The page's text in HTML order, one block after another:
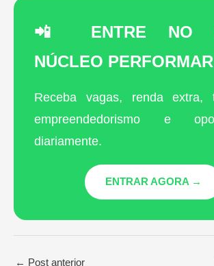
📲 ENTRE NO
NÚCLEO PERFORMAR
Receba vagas, renda extra,
empreendedorismo e
diariamente.
ENTRAR AGORA →
← Post anterior